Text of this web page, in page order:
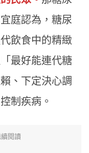
庭認為，糖尿
飲食中的精緻
最好能連代糖
、下定決心調
制疾病。
閱讀